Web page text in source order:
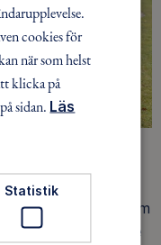
som möjligt
de hälsoeffekter som
också till vårt arbete
cookies för
när som helst
klicka på
sidan. Läs
Statistik